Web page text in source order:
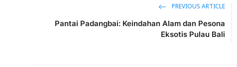
PREVIOUS ARTICLE
Pantai Padangbai: Keindahan Alam dan Pesona
Eksotis Pulau Bali